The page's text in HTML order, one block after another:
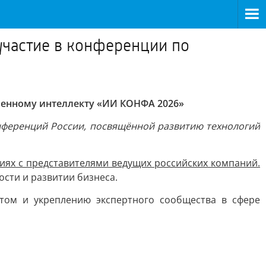
в конференции по
интеллекту «ИИ КОНФА 2026»
России, посвящённой развитию технологий
с представителями ведущих российских компаний.
и развитии бизнеса.
и укреплению экспертного сообщества в сфере